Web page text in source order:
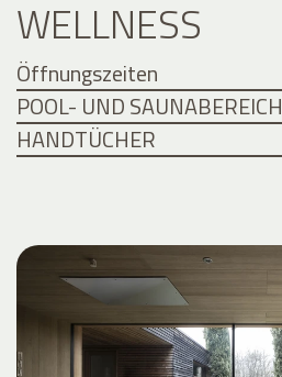
WELLNESS
Öffnungszeiten
POOL- UND SAUNABEREICH
HANDTÜCHER